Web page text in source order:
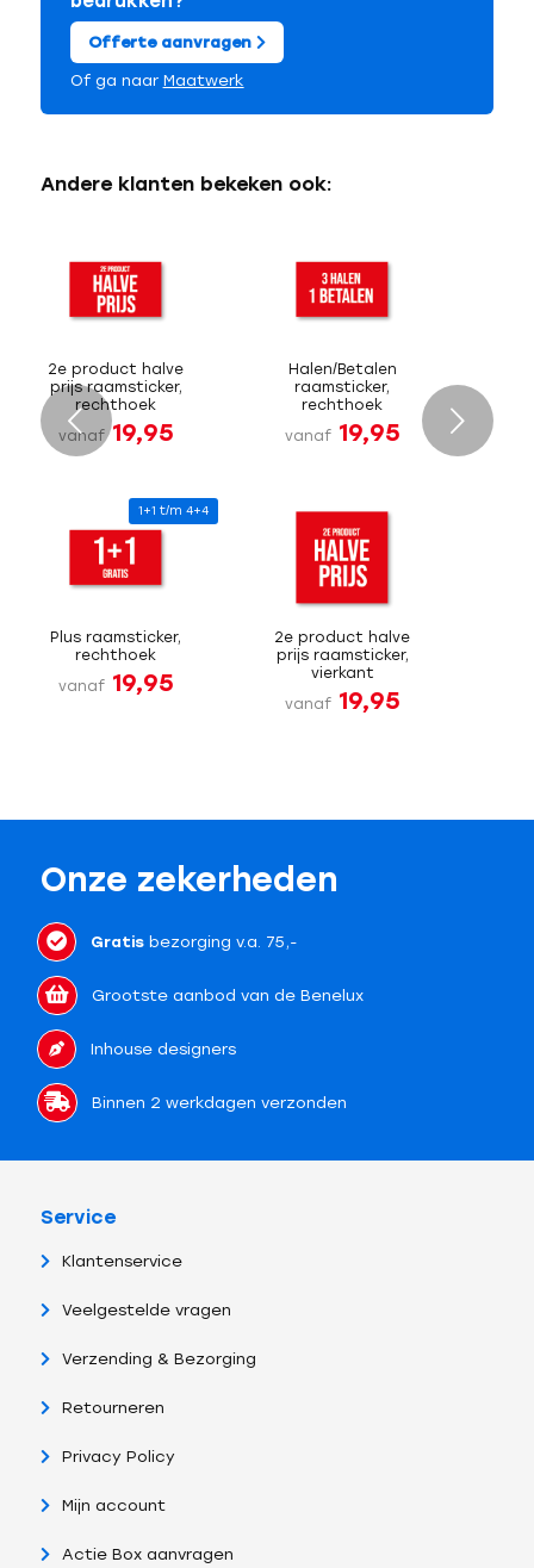
Offerte aanvragen
Of ga naar Maatwerk
Andere klanten bekeken ook:
2e product halve
prijs raamsticker,
rechthoek
vanaf19,95
Halen/Betalen
raamsticker,
rechthoek
vanaf 19,95
1+1 t/m 4+4
Plus raamsticker,
rechthoek
vanaf 19,95
2e product halve
prijs raamsticker,
vierkant
vanaf 19,95
Volgende
Onze zekerheden
Gratisbezorging v.a. 75,-
Grootste aanbod van de Benelux
Inhouse designers
Binnen 2 werkdagen verzonden
Service
Klantenservice
Veelgestelde vragen
Verzending & Bezorging
Retourneren
Privacy Policy
Mijn account
Actie Box aanvragen